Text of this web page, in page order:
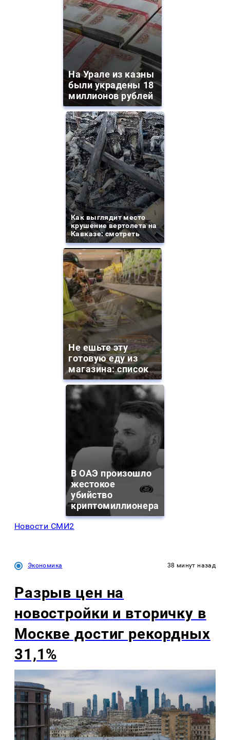
На Урале из казны
были украдены 18
миллионов рублей
Как выглядит место
крушение вертолета на
Кавказе: смотреть
Не ешьте эту
готовую еду из
магазина: список
В ОАЭ произошло
жестокое
убийство
криптомиллионера
Новости СМИ2
Экономика 38 минут назад
Разрыв цен на
новостройки и вторичку в
Москве достиг рекордных
31,1%